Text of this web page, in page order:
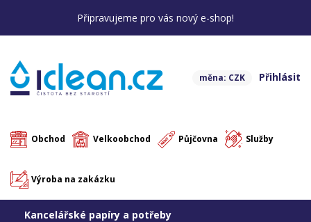
Připravujeme pro vás nový e-shop!
Přihlásit
měna: CZK
Obchod Velkoobchod Půjčovna Služby
Výroba na zakázku
Kancelářské papíry a potřeby